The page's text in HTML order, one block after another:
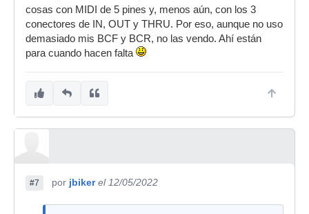
cosas con MIDI de 5 pines y, menos aún, con los 3
conectores de IN, OUT y THRU. Por eso, aunque no uso
demasiado mis BCF y BCR, no las vendo. Ahí están
para cuando hacen falta
#7 por jbiker el 12/05/2022